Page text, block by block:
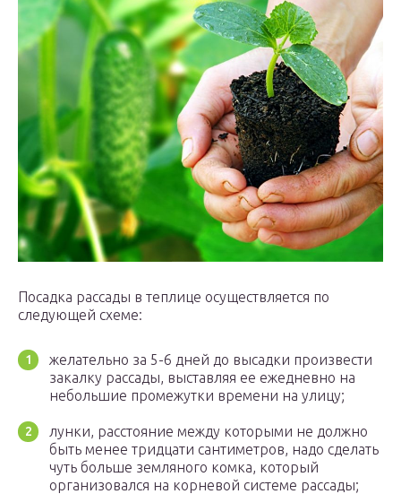
Посадка рассады в теплице осуществляется по
следующей схеме:
желательно за 5-6 дней до высадки произвести
закалку рассады, выставляя ее ежедневно на
небольшие промежутки времени на улицу;
лунки, расстояние между которыми не должно
быть менее тридцати сантиметров, надо сделать
чуть больше земляного комка, который
организовался на корневой системе рассады;